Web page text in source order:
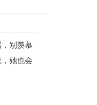
别羡慕
她也会